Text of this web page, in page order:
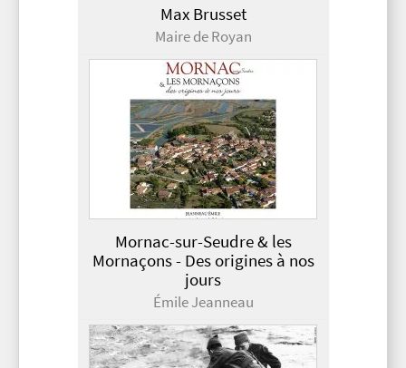
Max Brusset
Maire de Royan
Mornac-sur-Seudre & les
Mornaçons - Des origines à nos
jours
Émile Jeanneau